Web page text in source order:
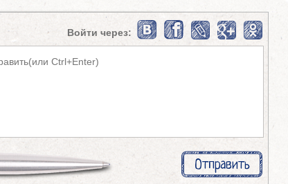
Войти через: